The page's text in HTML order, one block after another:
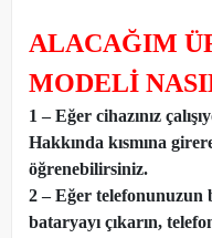
ALACAĞIM
MODELİ
1 – Eğer cihazınız
Hakkında kısmına
öğrenebilirsiniz.
2 – Eğer telefonunuzun
bataryayı çıkarın,